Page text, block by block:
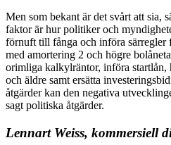
Men som bekant är det svårt att sia,
faktor är hur politiker och
förnuft till fånga och införa särregler
med amortering 2 och högre
orimliga kalkylräntor, införa startlån,
och äldre samt ersätta
åtgärder kan den negativa
sagt politiska åtgärder.
Lennart Weiss, kommersiell